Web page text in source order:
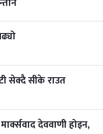
सेक्दै सीके राउत
देववाणी होइन,